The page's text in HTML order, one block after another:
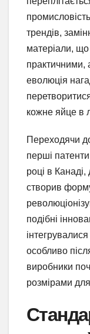
трендів,
матеріали, що
практичними,
еволюція
кожне яйце в
Переходячи
перші
році в
створив
подібні
особливо
виробники
розмірами